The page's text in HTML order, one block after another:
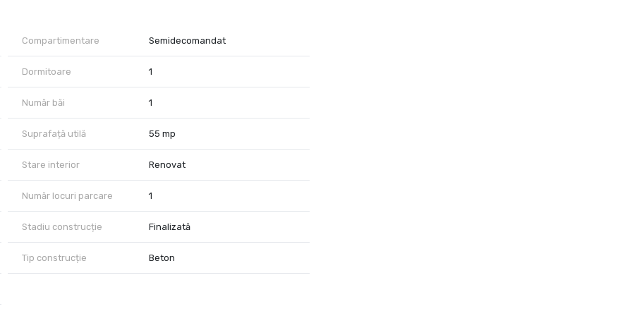
senzori de miscare pt aprins lumina in parcare
Compartimentare Semidecomandat
Dormitoare 1
Număr băi 1
Suprafață utilă 55 mp
Stare interior Renovat
Număr locuri parcare 1
Stadiu construcție Finalizată
Tip construcție Beton